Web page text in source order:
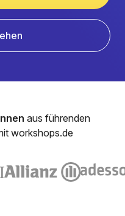
aus führenden
workshops.de